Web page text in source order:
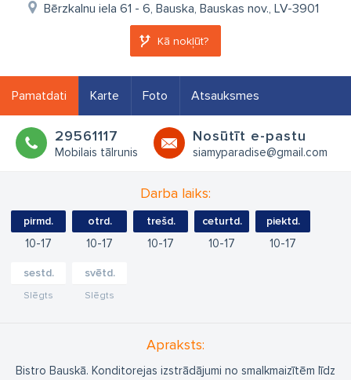
Bērzkalnu iela 61 - 6, Bauska, Bauskas nov., LV-3901
Kā nokļūt?
Pamatdati Karte Foto Atsauksmes
29561117
Mobilais tālrunis
Nosūtīt e-pastu
siamyparadise@gmail.com
Darba laiks:
pirmd.
10 17
otrd.
10 17
trešd.
10 17
ceturtd.
10 17
piektd.
10 17
sestd.
Slēgts
svētd.
Slēgts
Apraksts:
Bistro Bauskā. Konditorejas izstrādājumi no smalkmaizītēm līdz